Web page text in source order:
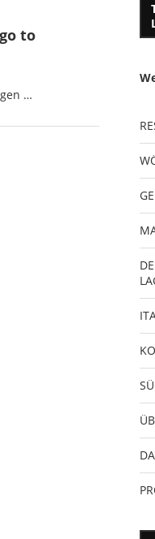
to
…